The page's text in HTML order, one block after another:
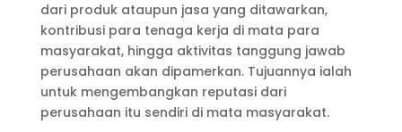
dari produk ataupun jasa yang ditawarkan,
kontribusi para tenaga kerja di mata para
masyarakat, hingga aktivitas tanggung jawab
perusahaan akan dipamerkan. Tujuannya ialah
untuk mengembangkan reputasi dari
perusahaan itu sendiri di mata masyarakat.